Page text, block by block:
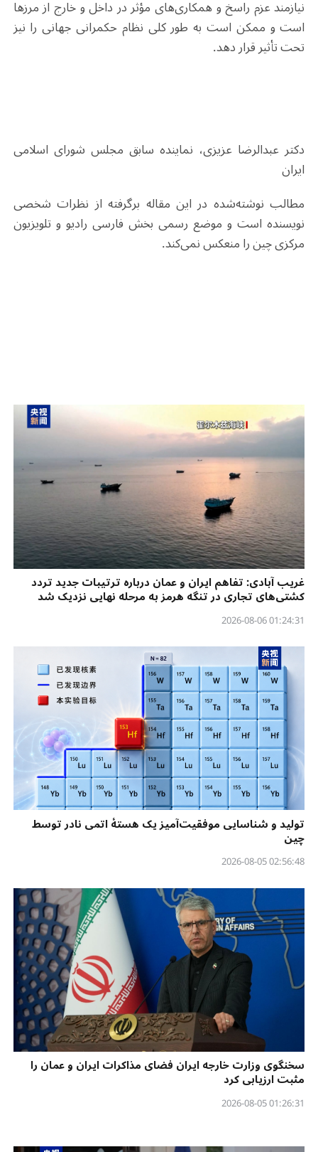
نیازمند عزم راسخ و همکاری‌های مؤثر در داخل و خارج از مرزها
است و ممکن است به طور کلی نظام حکمرانی جهانی را نیز
تحت تأثیر قرار دهد.
دکتر عبدالرضا عزیزی، نماینده سابق مجلس شورای اسلامی
ایران
مطالب نوشته‌شده در این مقاله برگرفته از نظرات شخصی
نویسنده است و موضع رسمی بخش فارسی رادیو و تلویزیون
مرکزی چین را منعکس نمی‌کند.
غریب آبادی: تفاهم ایران و عمان درباره ترتیبات جدید تردد
کشتی‌های تجاری در تنگه هرمز به مرحله نهایی نزدیک شد
01:24:31 2026-08-06
تولید و شناسایی موفقیت‌آمیز یک هستهٔ اتمی نادر توسط
چین
02:56:48 2026-08-05
سخنگوی وزارت خارجه ایران فضای مذاکرات ایران و عمان را
مثبت ارزیابی کرد
01:26:31 2026-08-05